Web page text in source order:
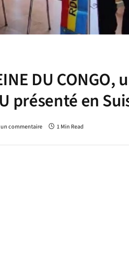
DU
présenté en
commentaire 1 Min Read